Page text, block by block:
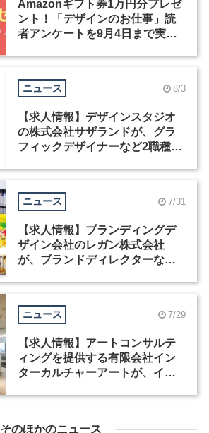
Amazonギフト券1万円分プレゼ
ント！「デザインのお仕事」読
者アンケートを9月4日まで実施
ニュース 8/3
【求人情報】デザインスタジオ
の株式会社サザランドが、グラ
フィックデザイナーなど2職種を
ニュース 7/31
【求人情報】ブランディングデ
ザイン会社のレガン株式会社
が、ブランドディレクターなど3
ニュース 7/29
【求人情報】アートコンサルテ
ィングを提供する有限会社イン
ターカルチャーアートが、イン
そのほかのニュース